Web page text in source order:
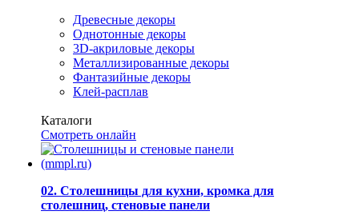
Древесные декоры
Однотонные декоры
3D-акриловые декоры
Металлизированные декоры
Фантазийные декоры
Клей-расплав
Каталоги
Смотреть онлайн
02. Столешницы для кухни, кромка для
столешниц, стеновые панели